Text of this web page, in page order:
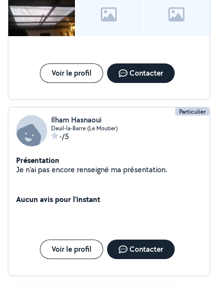
Voir le profil Contacter
Particulier
Ilham Hasnaoui
Deuil-la-Barre (Le Moutier)
-/5
Présentation
Je n'ai pas encore renseigné ma présentation.
Aucun avis pour l'instant
Voir le profil Contacter